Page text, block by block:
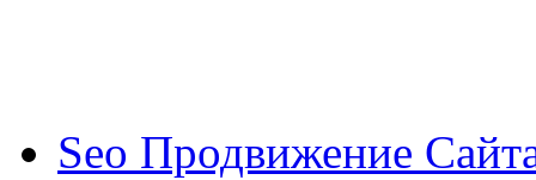
Seo Продвижение